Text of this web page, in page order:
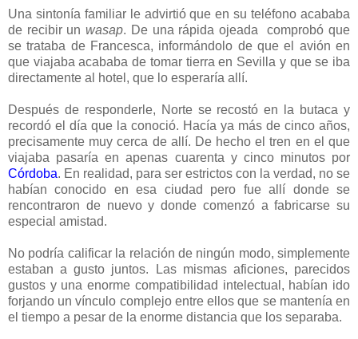
Una sintonía familiar le advirtió que en su teléfono acababa
de recibir unwasap. De una rápida ojeada comprobó que
se trataba de Francesca, informándolo de que el avión en
que viajaba acababa de tomar tierra en Sevilla y que se iba
directamente al hotel, que lo esperaría allí.
Después de responderle, Norte se recostó en la butaca y
recordó el día que la conoció. Hacía ya más de cinco años,
precisamente muy cerca de allí. De hecho el tren en el que
viajaba pasaría en apenas cuarenta y cinco minutos por
Córdoba. En realidad, para ser estrictos con la verdad, no se
habían conocido en esa ciudad pero fue allí donde se
rencontraron de nuevo y donde comenzó a fabricarse su
especial amistad.
No podría calificar la relación de ningún modo, simplemente
estaban a gusto juntos. Las mismas aficiones, parecidos
gustos y una enorme compatibilidad intelectual, habían ido
forjando un vínculo complejo entre ellos que se mantenía en
el tiempo a pesar de la enorme distancia que los separaba.